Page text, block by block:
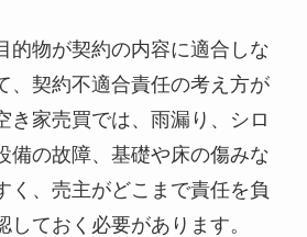
的物が契約の内容に適合しな
、契約不適合責任の考え方が
き家売買では、雨漏り、シロ
備の故障、基礎や床の傷みな
く、売主がどこまで責任を負
しておく必要があります。